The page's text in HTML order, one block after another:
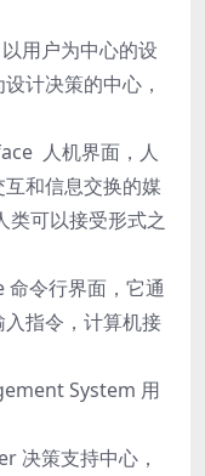
⽤户为中⼼的设
计决策的中⼼，
⼈机界⾯，⼈
和信息交换的媒
类可以接受形式之
令⾏界⾯，它通
指令，计算机接
System ⽤
决策⽀持中⼼，